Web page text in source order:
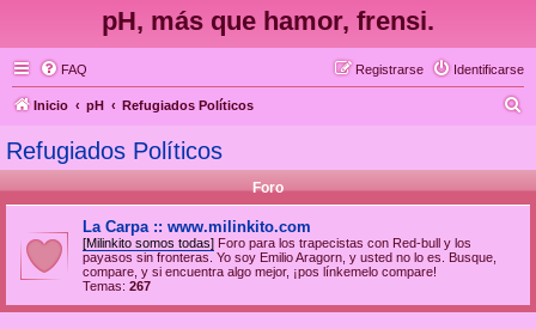
pH, más que hamor, frensi.
FAQ Identificarse
Registrarse
Inicio pH Refugiados Políticos
c
Refugiados Políticos
Foro
La Carpa :: www.milinkito.com
[Milinkito somos todas] Foro para los trapecistas con Red-bull y los
payasos sin fronteras. Yo soy Emilio Aragorn, y usted no lo es. Busque,
compare, y si encuentra algo mejor, ¡pos línkemelo compare!
Temas: 267